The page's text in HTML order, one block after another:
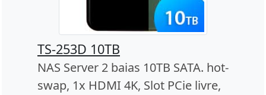
TS-253D 10TB
NAS Server 2 baias 10TB SATA. hot-
swap, 1x HDMI 4K, Slot PCie livre,